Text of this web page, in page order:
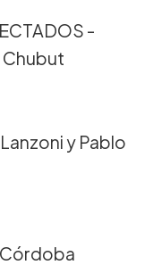
-
Chubut
y Pablo
Córdoba